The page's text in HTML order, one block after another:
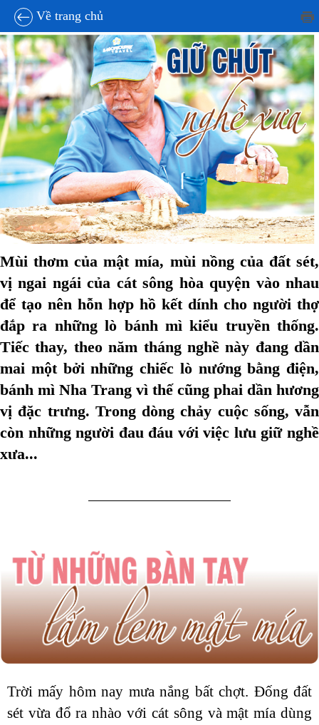
Về trang chủ
22:42, 29/11/2024
Mùi thơm của mật mía, mùi nồng của đất sét,
vị ngai ngái của cát sông hòa quyện vào nhau
để tạo nên hỗn hợp hồ kết dính cho người thợ
đắp ra những lò bánh mì kiểu truyền thống.
Tiếc thay, theo năm tháng nghề này đang dần
mai một bởi những chiếc lò nướng bằng điện,
bánh mì Nha Trang vì thế cũng phai dần hương
vị đặc trưng. Trong dòng chảy cuộc sống, vẫn
còn những người đau đáu với việc lưu giữ nghề
xưa...
Trời mấy hôm nay mưa nắng bất chợt. Đống đất
sét vừa đổ ra nhào với cát sông và mật mía dùng